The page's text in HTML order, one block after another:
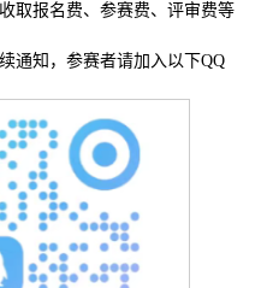
取报名费、参赛费、评审费等
通知，参赛者请加入以下QQ